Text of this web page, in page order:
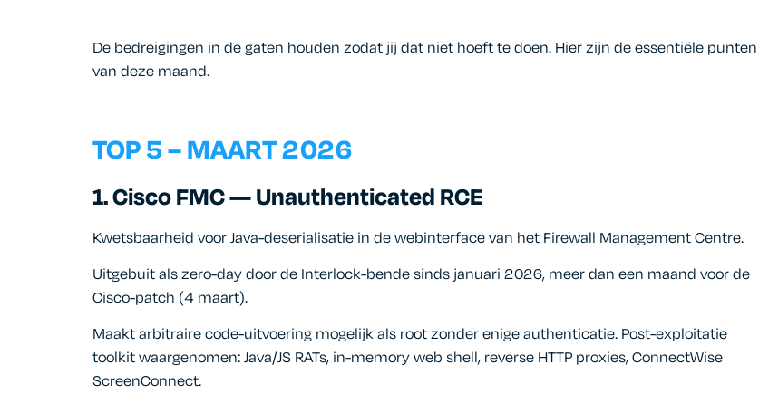
De bedreigingen in de gaten houden zodat jij dat niet hoeft te doen. Hier zijn de essentiële punten
van deze maand.
TOP 5 – MAART 2026
1. Cisco FMC — Unauthenticated RCE
Kwetsbaarheid voor Java-deserialisatie in de webinterface van het Firewall Management Centre.
Uitgebuit als zero-day door de Interlock-bende sinds januari 2026, meer dan een maand voor de
Cisco-patch (4 maart).
Maakt arbitraire code-uitvoering mogelijk als root zonder enige authenticatie. Post-exploitatie
toolkit waargenomen: Java/JS RATs, in-memory web shell, reverse HTTP proxies, ConnectWise
ScreenConnect.